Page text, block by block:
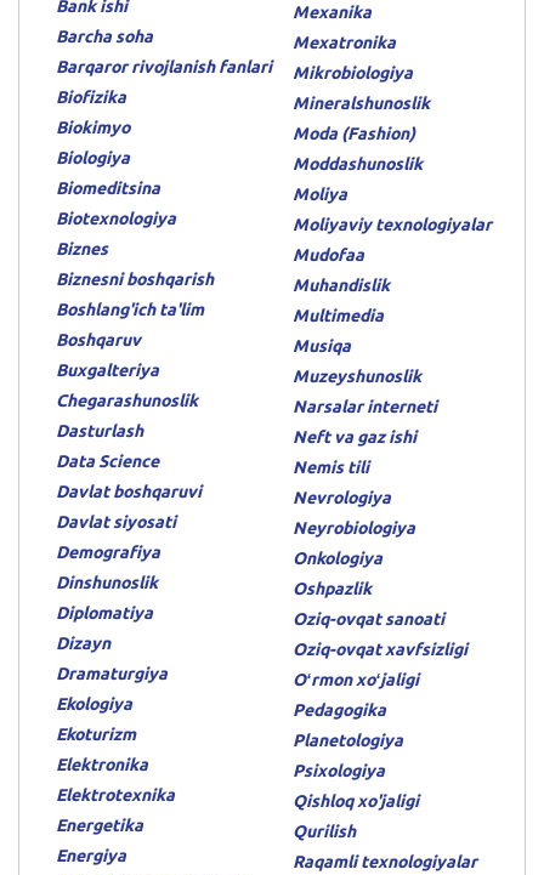
Bank ishi
Barcha soha
Barqaror rivojlanish fanlari
Biofizika
Biokimyo
Biologiya
Biomeditsina
Biotexnologiya
Biznes
Biznesni boshqarish
Boshlang'ich ta'lim
Boshqaruv
Buxgalteriya
Chegarashunoslik
Dasturlash
Data Science
Davlat boshqaruvi
Davlat siyosati
Demografiya
Dinshunoslik
Diplomatiya
Dizayn
Dramaturgiya
Ekologiya
Ekoturizm
Elektronika
Elektrotexnika
Energetika
Energiya
Mexanika
Mexatronika
Mikrobiologiya
Mineralshunoslik
Moda (Fashion)
Moddashunoslik
Moliya
Moliyaviy texnologiyalar
Mudofaa
Muhandislik
Multimedia
Musiqa
Muzeyshunoslik
Narsalar interneti
Neft va gaz ishi
Nemis tili
Nevrologiya
Neyrobiologiya
Onkologiya
Oshpazlik
Oziq-ovqat sanoati
Oziq-ovqat xavfsizligi
Oʻrmon xoʻjaligi
Pedagogika
Planetologiya
Psixologiya
Qishloq xo'jaligi
Qurilish
Raqamli texnologiyalar